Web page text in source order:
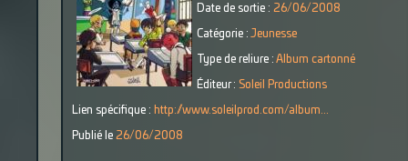
Date de sortie : 26/06/2008
Catégorie : Jeunesse
Type de reliure : Album cartonné
Éditeur : Soleil Productions
Lien spécifique : http://www.soleilprod.com/album...
Publié le 26/06/2008